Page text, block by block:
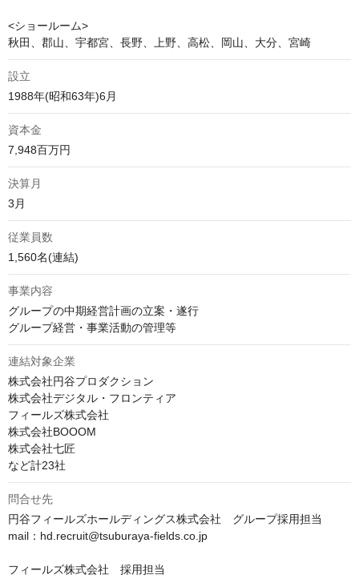
<ショールーム>
秋田、郡山、宇都宮、長野、上野、高松、岡山、大分、宮崎
設立
1988年(昭和63年)6月
資本金
7,948百万円
決算月
3月
従業員数
1,560名(連結)
事業内容
グループの中期経営計画の立案・遂行
グループ経営・事業活動の管理等
連結対象企業
株式会社円谷プロダクション
株式会社デジタル・フロンティア
フィールズ株式会社
株式会社BOOOM
株式会社七匠
など計23社
問合せ先
円谷フィールズホールディングス株式会社　グループ採用担当
mail：hd.recruit@tsuburaya-fields.co.jp
フィールズ株式会社　採用担当